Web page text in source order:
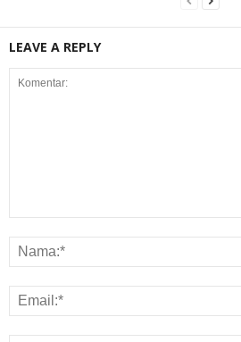
LEAVE A REPLY